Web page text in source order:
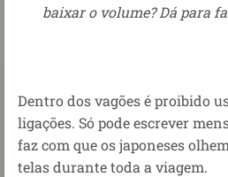
baixar o volume? Dá para
Dentro dos vagões é proibido
ligações. Só pode escrever
faz com que os japoneses
telas durante toda a viagem.